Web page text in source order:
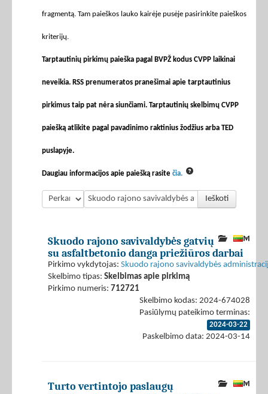
fragmentą. Tam paieškos lauko kairėje pusėje pasirinkite paieškos
kriterijų.
Tarptautinių pirkimų paieška pagal BVPŽ kodus CVPP laikinai
neveikia. RSS prenumeratos pranešimai apie tarptautinius
pirkimus taip pat nėra siunčiami. Tarptautinių skelbimų CVPP
paiešką atlikite pagal pavadinimo raktinius žodžius arba TED
puslapyje.
Daugiau informacijos apie paiešką rasite čia.
Ieškoti
Skuodo rajono savivaldybės gatvių
su asfaltbetonio danga priežiūros darbai
Pirkimo vykdytojas: Skuodo rajono savivaldybės
Skelbimo tipas: Skelbimas apie pirkimą
Pirkimo numeris: 712721
Skelbimo kodas: 2024-674028
Pasiūlymų pateikimo terminas:
2024-03-22
Paskelbimo data: 2024-03-14
Turto vertintojo paslaugų